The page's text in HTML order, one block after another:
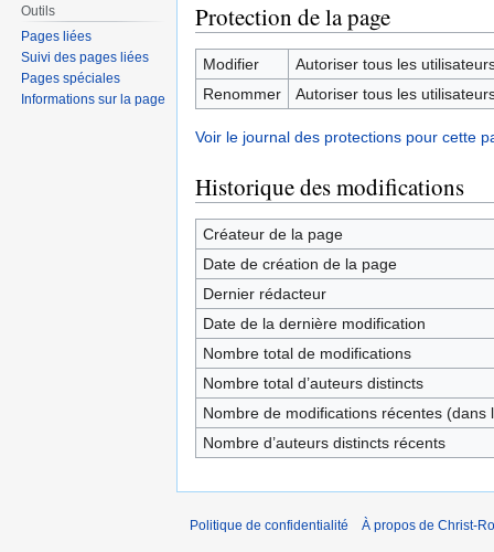
Protection de la page
Modifier
Autoriser tous les
Renommer
Autoriser tous les
Voir le journal des protections pour cette
Historique des modifications
Créateur de la page
Date de création de la page
Dernier rédacteur
Date de la dernière modification
Nombre total de modifications
Nombre total d’auteurs distincts
Nombre de modifications récentes (dans
Nombre d’auteurs distincts récents
Outils
Pages liées
Suivi des pages liées
Pages spéciales
Informations sur la page
Politique de confidentialité À propos de Christ-